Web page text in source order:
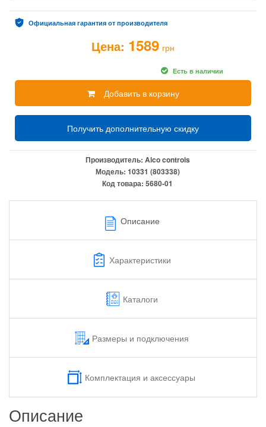
Официальная гарантия от производителя
Цена: 1589 грн
Есть в наличии
Добавить в корзину
Получить дополнительную скидку
Производитель: Alco controls
Модель: 10331 (803338)
Код товара: 5680-01
Описание
Характеристики
Каталоги
Размеры и подключения
Комплектация и аксессуары
Описание